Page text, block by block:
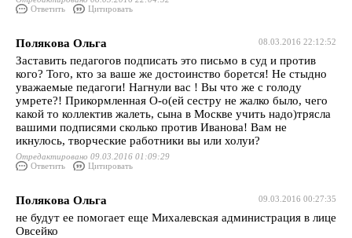
Ответить
Цитировать
08.03.2016 22:12:52
Полякова Ольга
Заставить педагогов подписать это письмо в суд и против
кого? Того, кто за ваше же достоинство борется! Не стыдно
уважаемые педагоги! Нагнули вас ! Вы что же с голоду
умрете?! Прикормленная О-о(ей сестру не жалко было, чего
какой то коллектив жалеть, сына в Москве учить надо)трясла
вашими подписями сколько против Иванова! Вам не
икнулось, творческие работники вы или холуи?
Отредактировано 09.03.2016 01:09:29
Ответить
Цитировать
09.03.2016 00:27:35
Полякова Ольга
не будут ее помогает еще Михалевская администрация в лице
Овсейко